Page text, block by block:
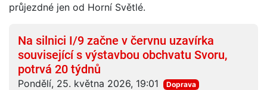
průjezdné jen od Horní Světlé.
Na silnici I/9 začne v červnu uzavírka
související s výstavbou obchvatu Svoru,
potrvá 20 týdnů
Pondělí, 25. května 2026, 19:01
Doprava